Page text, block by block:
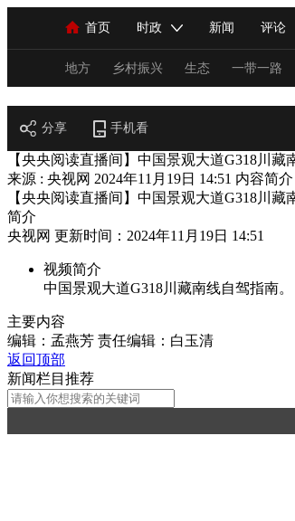
首页 时政 新闻 评论
人民领袖习近平 联播+ 中国领导人
直播 栏目大全 节目单
海外频道 iPanda English Монгол
地方 乡村振兴 生态 一带一路
总台春晚
新闻 国内 国际 评论
人民领袖习近平 联播+
视频 小央视频 小央直播
VIP会员 CCTV奥林匹克频道
财经 教育 乡村振兴 生
分享 手机看
【央央阅读直播间】中国景观大道G318川藏
来源 : 央视网 2024年11月19日 14:51 内容简介
【央央阅读直播间】中国景观大道G318川藏
简介
央视网 更新时间：2024年11月19日 14:51
视频简介
中国景观大道G318川藏南线自驾指南。
主要内容
编辑：孟燕芳 责任编辑：白玉清
返回顶部
新闻栏目推荐